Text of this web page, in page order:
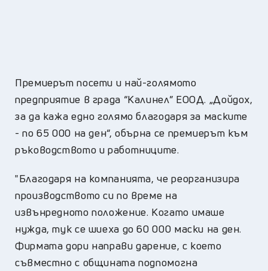
Премиерът посети и най-голямото
предприятие в града “Калинел” ЕООД. „Дойдох,
за да кажа едно голямо благодаря за маските
- по 65 000 на ден“, обърна се премиерът към
ръководството и работниците.
"Благодаря на компанията, че реорганизира
производството си по време на
извънредното положение. Когато имаше
нужда, тук се шиеха до 60 000 маски на ден.
Фирмата дори направи дарение, с което
съвместно с общината подпомогна